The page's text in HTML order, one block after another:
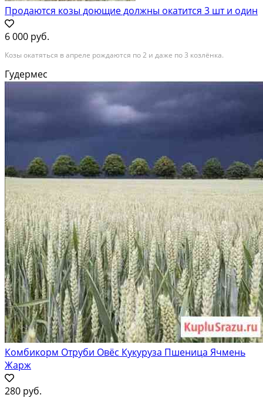
Продаются козы доющие должны окатится 3 шт и один
6 000 руб.
Козы окатяться в апреле рождаются по 2 и даже по 3 козлёнка.
Гудермес
Комбикорм Отруби Овёс Кукуруза Пшеница Ячмень
Жарж
280 руб.